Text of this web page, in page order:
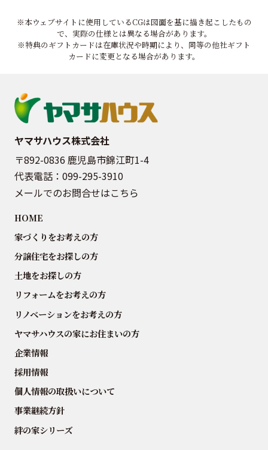
※本ウェブサイトに使用しているCGは図面を基に描き起こしたもの
で、実際の仕様とは異なる場合があります。
※特典のギフトカードは在庫状況や時期により、同等の他社ギフト
カードに変更となる場合があります。
ヤマサハウス株式会社
〒892-0836 鹿児島市錦江町1-4
代表電話： 099-295-3910
メールでのお問合せはこちら
HOME
家づくりをお考えの方
分譲住宅をお探しの方
土地をお探しの方
リフォームをお考えの方
リノベーションをお考えの方
ヤマサハウスの家にお住まいの方
企業情報
採用情報
個人情報の取扱いについて
事業継続方針
絆の家シリーズ